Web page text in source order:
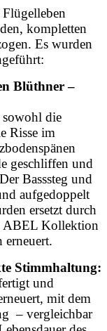
kompletten
Es wurden
Blüthner –
sowohl die
Risse im
geschliffen und
Basssteg und
aufgedoppelt
ersetzt durch
ABEL Kollektion
Stimmhaltung:
und
mit dem
– vergleichbar